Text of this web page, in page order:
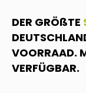
DER GRÖßTE
VOORRAAD.
VERFÜGBAR.